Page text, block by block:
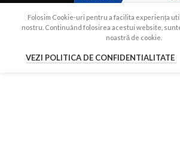
Folosim Cookie-uri pentru a facilita experiența
nostru. Continuând folosirea acestui website,
noastră de cookie.
VEZI POLITICA DE CONFIDENTIALITATE